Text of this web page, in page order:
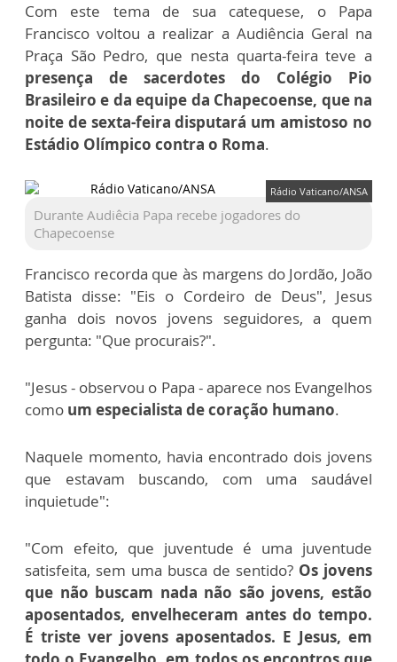
Com este tema de sua catequese, o Papa
Francisco voltou a realizar a Audiência Geral na
Praça São Pedro, que nesta quarta-feira teve a
presença de sacerdotes do Colégio Pio
Brasileiro e da equipe da Chapecoense, que na
noite de sexta-feira disputará um amistoso no
Estádio Olímpico contra o Roma.
Rádio Vaticano/ANSA
Durante Audiêcia Papa recebe jogadores do
Chapecoense
Francisco recorda que às margens do Jordão, João
Batista disse: "Eis o Cordeiro de Deus", Jesus
ganha dois novos jovens seguidores, a quem
pergunta: "Que procurais?".
"Jesus - observou o Papa - aparece nos Evangelhos
como um especialista de coração humano.
Naquele momento, havia encontrado dois jovens
que estavam buscando, com uma saudável
inquietude":
"Com efeito, que juventude é uma juventude
satisfeita, sem uma busca de sentido? Os jovens
que não buscam nada não são jovens, estão
aposentados, envelheceram antes do tempo.
É triste ver jovens aposentados. E Jesus, em